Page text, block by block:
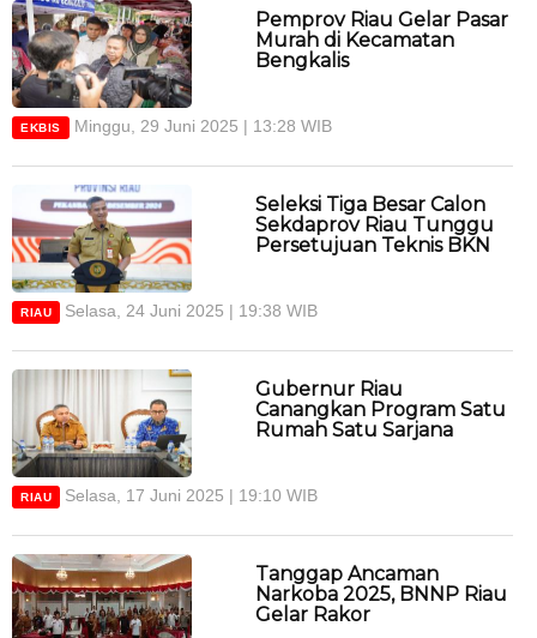
Pemprov Riau Gelar Pasar
Murah di Kecamatan
Bengkalis
EKBIS Minggu, 29 Juni 2025 | 13:28 WIB
Seleksi Tiga Besar Calon
Sekdaprov Riau Tunggu
Persetujuan Teknis BKN
RIAU Selasa, 24 Juni 2025 | 19:38 WIB
Gubernur Riau
Canangkan Program Satu
Rumah Satu Sarjana
RIAU Selasa, 17 Juni 2025 | 19:10 WIB
Tanggap Ancaman
Narkoba 2025, BNNP Riau
Gelar Rakor